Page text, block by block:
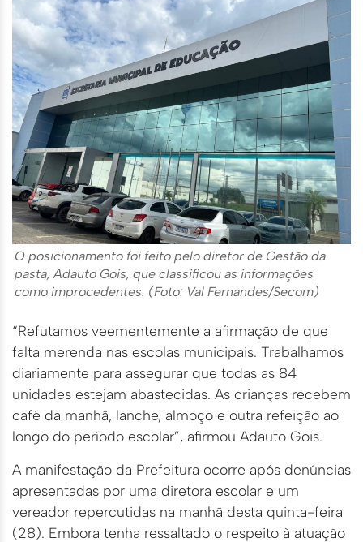
O posicionamento foi feito pelo diretor de Gestão da
pasta, Adauto Gois, que classificou as informações
como improcedentes. (Foto: Val Fernandes/Secom)
“Refutamos veementemente a afirmação de que
falta merenda nas escolas municipais. Trabalhamos
diariamente para assegurar que todas as 84
unidades estejam abastecidas. As crianças recebem
café da manhã, lanche, almoço e outra refeição ao
longo do período escolar”, afirmou Adauto Gois.
A manifestação da Prefeitura ocorre após denúncias
apresentadas por uma diretora escolar e um
vereador repercutidas na manhã desta quinta-feira
(28). Embora tenha ressaltado o respeito à atuação